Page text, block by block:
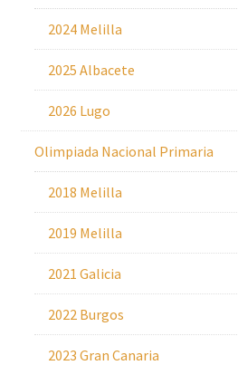
2024 Melilla
2025 Albacete
2026 Lugo
Olimpiada Nacional Primaria
2018 Melilla
2019 Melilla
2021 Galicia
2022 Burgos
2023 Gran Canaria